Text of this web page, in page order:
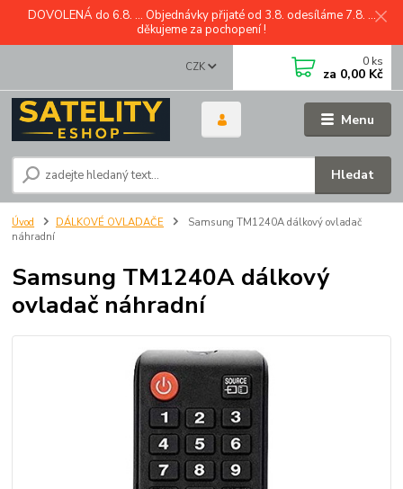
DOVOLENÁ do 6.8. ... Objednávky přijaté od 3.8. odesíláme 7.8. ...
děkujeme za pochopení !
Menu
CZK
Hledat
0 ks
za 0,00 Kč
Úvod DÁLKOVÉ OVLADAČE
Samsung TM1240A dálkový ovladač
náhradní
Samsung TM1240A dálkový
ovladač náhradní